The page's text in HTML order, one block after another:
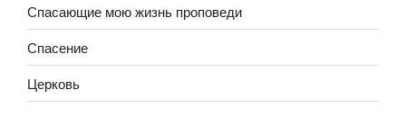
Спасающие мою жизнь проповеди
Спасение
Церковь